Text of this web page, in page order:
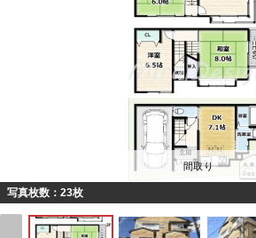
間取り
写真枚数：23枚